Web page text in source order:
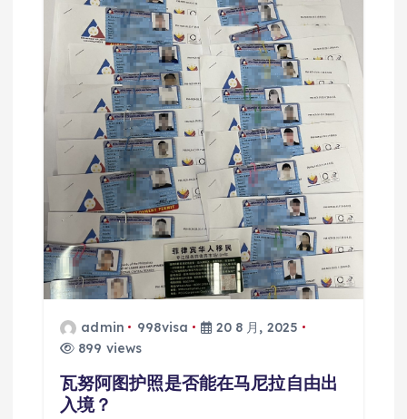
admin 998visa
20 8 月, 2025
899 views
瓦努阿图护照是否能在马尼拉自由出
入境？